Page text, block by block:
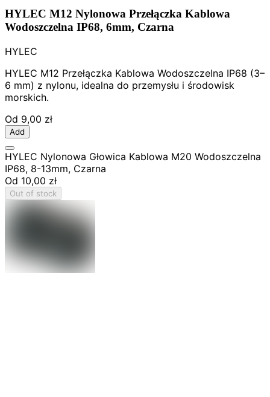
HYLEC M12 Nylonowa Przełączka Kablowa
Wodoszczelna IP68, 6mm, Czarna
HYLEC
HYLEC M12 Przełączka Kablowa Wodoszczelna IP68 (3–
6 mm) z nylonu, idealna do przemysłu i środowisk
morskich.
Od 9,00 zł
Add
HYLEC Nylonowa Głowica Kablowa M20 Wodoszczelna
IP68, 8-13mm, Czarna
Od 10,00 zł
Out of stock